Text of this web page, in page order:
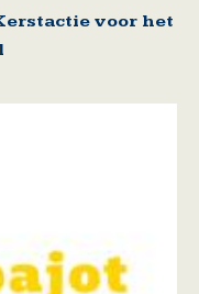
Kerstactie voor het